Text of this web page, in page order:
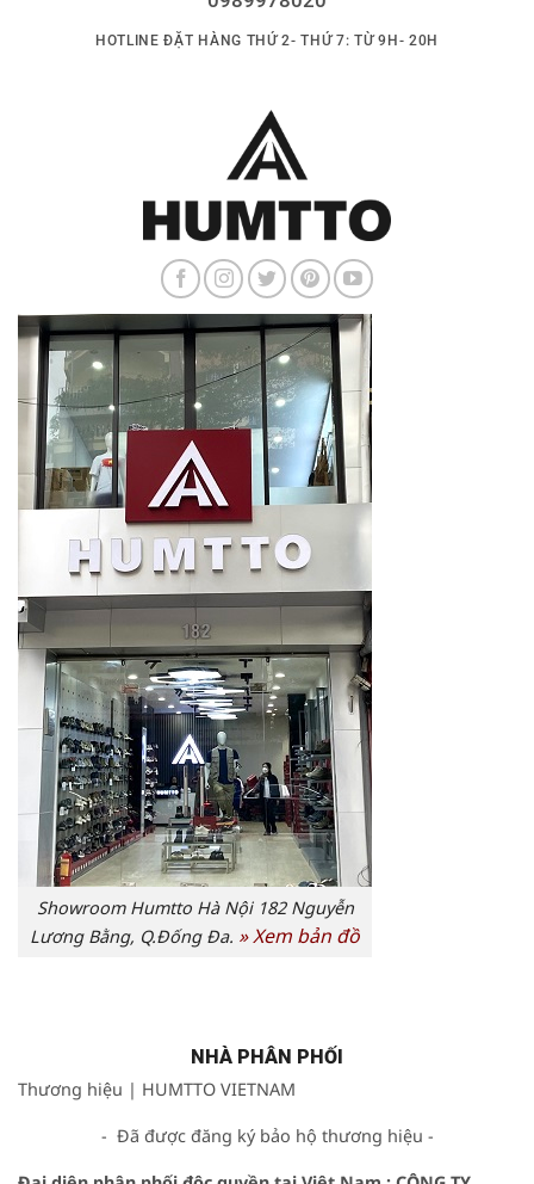
HOTLINE ĐẶT HÀNG THỨ 2- THỨ 7: TỪ 9H- 20H
Showroom Humtto Hà Nội 182 Nguyễn
Lương Bằng, Q.Đống Đa. »Xem bản đồ
NHÀ PHÂN PHỐI
Thương hiệu | HUMTTO VIETNAM
- Đã được đăng ký bảo hộ thương hiệu -